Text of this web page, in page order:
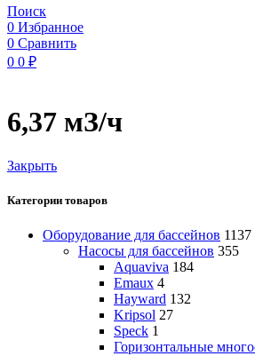
Поиск
0 Избранное
0 Сравнить
0 0 ₽
6,37 мЗ/ч
Закрыть
Категории товаров
Оборудование для бассейнов 1137
Насосы для бассейнов 355
Aquaviva 184
Emaux 4
Hayward 132
Kripsol 27
Speck 1
Горизонтальные